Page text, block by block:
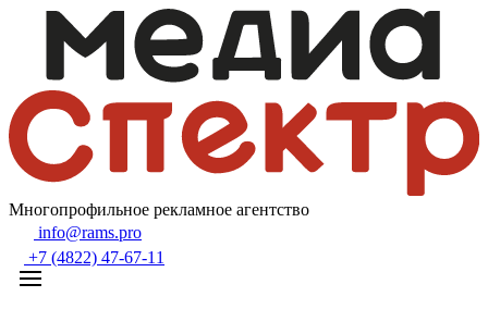
Многопрофильное рекламное агентство
info@rams.pro
+7 (4822) 47-67-11